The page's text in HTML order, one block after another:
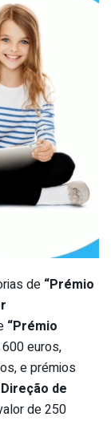
de “Prémio
“Prémio
euros,
e prémios
de
de 250